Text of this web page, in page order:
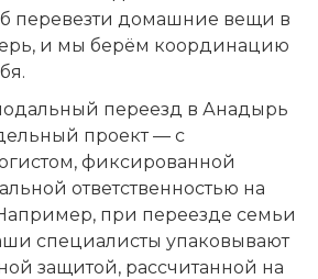
перевезти домашние вещи в
и мы берём координацию
переезд в Анадырь
проект — с
фиксированной
ответственностью на
при переезде семьи
специалисты упаковывают
защитой, рассчитанной на